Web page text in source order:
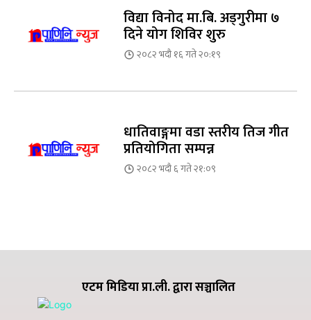
विद्या विनोद मा.बि. अड्गुरीमा ७
दिने योग शिविर शुरु
२०८२ भदौ १६ गते २०:१९
धातिवाङ्गमा वडा स्तरीय तिज गीत
प्रतियोगिता सम्पन्न
२०८२ भदौ ६ गते २१:०९
एटम मिडिया प्रा.ली. द्वारा सञ्चालित